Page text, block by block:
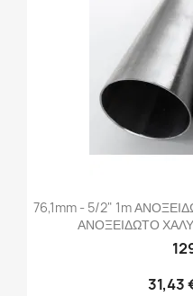
76,1mm - 5/2" 1m
ΑΝΟΞΕΙΔΩΤΟ
31,43